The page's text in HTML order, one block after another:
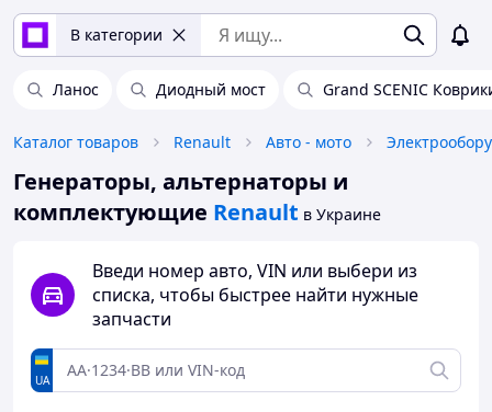
В категории
Ланос Диодный мост Grand SCENIC
Каталог товаров Renault Авто - мото
Генераторы, альтернаторы и
комплектующие Renault в Украине
Введи номер авто, VIN или выбери из
списка, чтобы быстрее найти нужные
запчасти
UA